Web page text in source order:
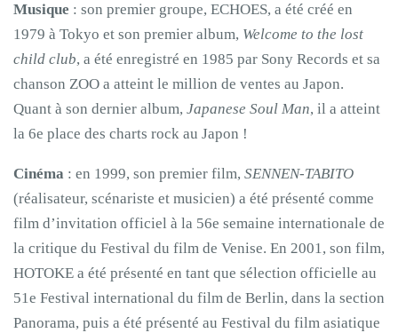
Musique : son premier groupe, ECHOES, a été créé en
1979 à Tokyo et son premier album, Welcome to the lost
child club, a été enregistré en 1985 par Sony Records et sa
chanson ZOO a atteint le million de ventes au Japon.
Quant à son dernier album, Japanese Soul Man, il a atteint
la 6e place des charts rock au Japon !
Cinéma : en 1999, son premier film, SENNEN-TABITO
(réalisateur, scénariste et musicien) a été présenté comme
film d’invitation officiel à la 56e semaine internationale de
la critique du Festival du film de Venise. En 2001, son film,
HOTOKE a été présenté en tant que sélection officielle au
51e Festival international du film de Berlin, dans la section
Panorama, puis a été présenté au Festival du film asiatique